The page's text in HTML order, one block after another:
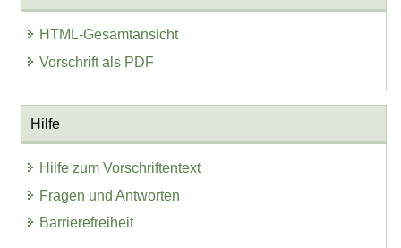
HTML-Gesamtansicht
Vorschrift als PDF
Hilfe
Hilfe zum Vorschriftentext
Fragen und Antworten
Barrierefreiheit